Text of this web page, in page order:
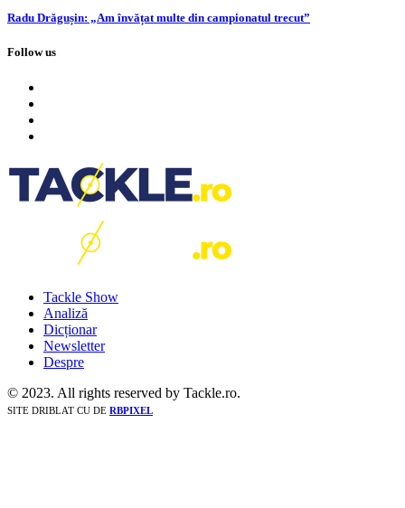
Radu Drăgușin: „Am învățat multe din campionatul trecut”
Follow us
Tackle Show
Analiză
Dicționar
Newsletter
Despre
© 2023. All rights reserved by Tackle.ro.
SITE DRIBLAT CU DE RBPIXEL